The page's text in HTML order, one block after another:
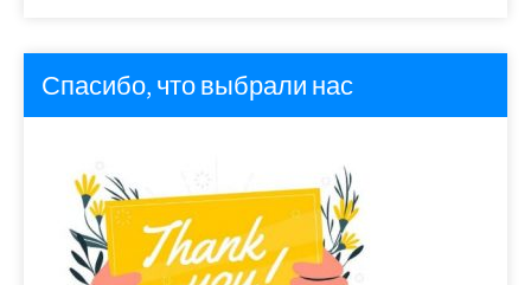
Спасибо, что выбрали нас